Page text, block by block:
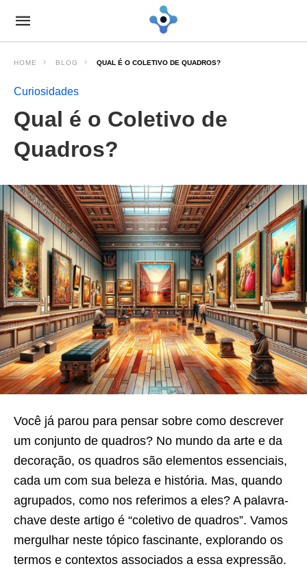
HOME BLOG QUAL É O COLETIVO DE QUADROS?
Curiosidades
Qual é o Coletivo de
Quadros?
Você já parou para pensar sobre como descrever
um conjunto de quadros? No mundo da arte e da
decoração, os quadros são elementos essenciais,
cada um com sua beleza e história. Mas, quando
agrupados, como nos referimos a eles? A palavra-
chave deste artigo é “coletivo de quadros”. Vamos
mergulhar neste tópico fascinante, explorando os
termos e contextos associados a essa expressão.